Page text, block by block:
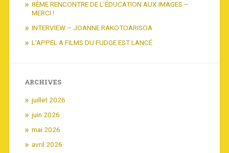
8ÈME RENCONTRE DE L’ÉDUCATION AUX IMAGES –
MERCI !
INTERVIEW – JOANNE RAKOTOARISOA
L’APPEL A FILMS DU FUDGE EST LANCÉ
ARCHIVES
juillet 2026
juin 2026
mai 2026
avril 2026